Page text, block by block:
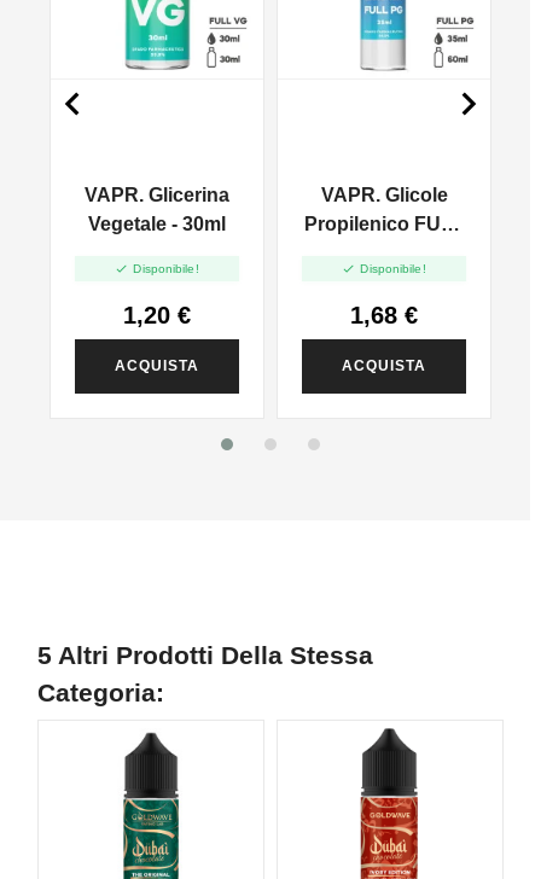
VAPR. Glicerina
Vegetale - 30ml
 Disponibile!
1,20 €
ACQUISTA
VAPR. Glicole
Propilenico FULL
 Disponibile!
1,68 €
ACQUISTA
 
5 Altri Prodotti Della Stessa
Categoria: